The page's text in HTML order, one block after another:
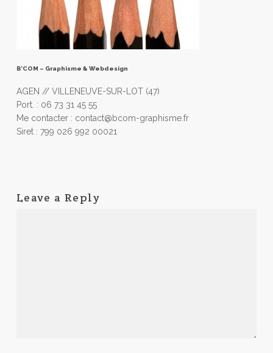
B’COM – Graphisme & Webdesign
AGEN // VILLENEUVE-SUR-LOT (47)
Port. : 06 73 31 45 55
Me contacter : contact@bcom-graphisme.fr
Siret : 799 026 992 00021
Leave a Reply